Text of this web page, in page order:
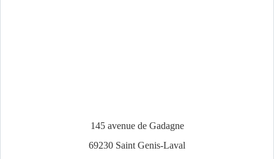
145 avenue de Gadagne
69230 Saint Genis-Laval